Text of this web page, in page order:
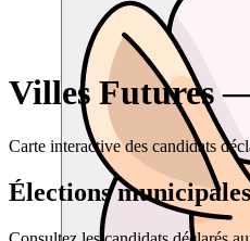
Villes Futures
Carte interactive des candidats
Élections